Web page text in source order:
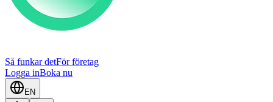
Så funkar detFör företag
Logga inBoka nu
EN